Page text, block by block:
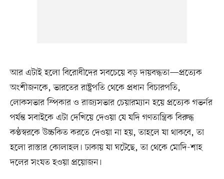
আর এটাই হলো বিরোধীদের সবচেয়ে বড় দায়বদ্ধতা—প্রত্যেক
অংশীজনকে, ভারতের রাষ্ট্রপতি থেকে প্রধান বিচারপতি,
লোকসভার স্পিকার ও রাজ্যসভার চেয়ারম্যান হয়ে প্রত্যেক গভর্নর
পর্যন্ত সবাইকে এটা দেখিয়ে দেওয়া যে যদি গণতান্ত্রিক বিরুদ্ধ
কণ্ঠস্বরকে উচ্চকিত করতে দেওয়া না হয়, তাহলে যা থাকবে, তা
হলো রাস্তার কোলাহল। ঢাকায় যা ঘটেছে, তা থেকে মোদি-শাহ
দলের সংযত হওয়া প্রয়োজন।